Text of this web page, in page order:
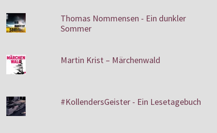
Thomas Nommensen - Ein dunkler
Sommer
Martin Krist – Märchenwald
#KollendersGeister - Ein Lesetagebuch